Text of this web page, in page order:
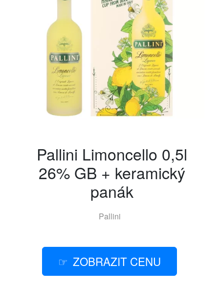
Pallini Limoncello 0,5l
26% GB + keramický
panák
Pallini
ZOBRAZIT CENU